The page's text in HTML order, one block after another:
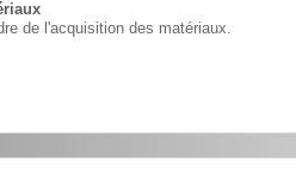
de l'acquisition des matériaux.